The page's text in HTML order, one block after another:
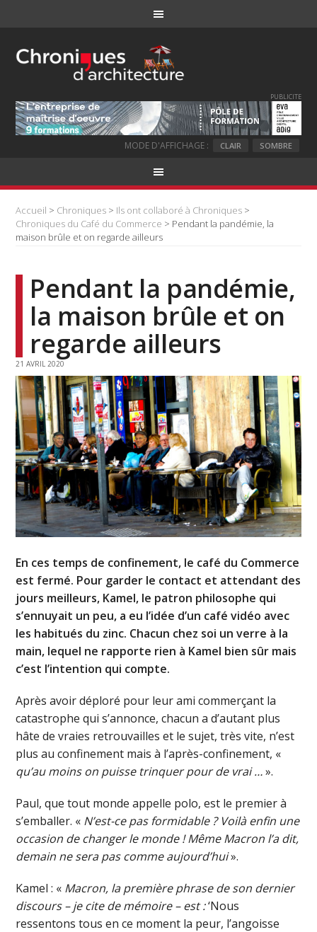
PUBLICITE
MODE D'AFFICHAGE : CLAIR SOMBRE
Accueil > Chroniques > Ils ont collaboré à Chroniques >
Chroniques du Café du Commerce > Pendant la pandémie, la
maison brûle et on regarde ailleurs
Pendant la pandémie,
la maison brûle et on
regarde ailleurs
21 AVRIL 2020
En ces temps de confinement, le café du Commerce
est fermé. Pour garder le contact et attendant des
jours meilleurs, Kamel, le patron philosophe qui
s’ennuyait un peu, a eu l’idée d’un café vidéo avec
les habitués du zinc. Chacun chez soi un verre à la
main, lequel ne rapporte rien à Kamel bien sûr mais
c’est l’intention qui compte.
Après avoir déploré pour leur ami commerçant la
catastrophe qui s’annonce, chacun a d’autant plus
hâte de vraies retrouvailles et le sujet, très vite, n’est
plus au confinement mais à l’après-confinement, «
qu’au moins on puisse trinquer pour de vrai …».
Paul, que tout monde appelle polo, est le premier à
s’emballer. « N’est-ce pas formidable ? Voilà enfin une
occasion de changer le monde ! Même Macron l’a dit,
demain ne sera pas comme aujourd’hui».
Kamel : « Macron, la première phrase de son dernier
discours – je cite de mémoire – est :‘Nous
ressentons tous en ce moment la peur, l’angoisse